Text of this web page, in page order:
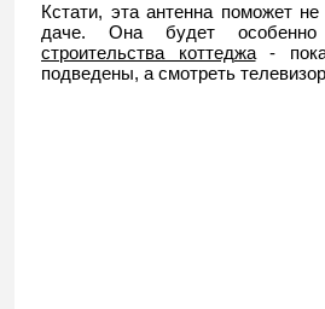
Кстати, эта антенна поможет
даче. Она будет
строительства коттеджа- пока
подведены, а смотреть